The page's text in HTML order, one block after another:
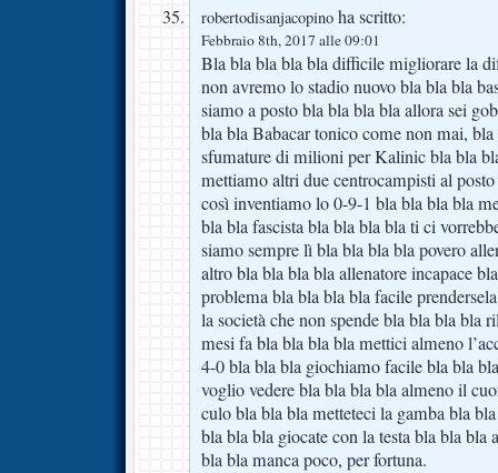
robertodisanjacopino ha scritto:
Febbraio 8th, 2017 alle 09:01
Bla bla bla bla bla difficile migliorare la
non avremo lo stadio nuovo bla bla bla
siamo a posto bla bla bla bla allora sei
bla bla Babacar tonico come non mai,
sfumature di milioni per Kalinic bla bla
mettiamo altri due centrocampisti al
così inventiamo lo 0-9-1 bla bla bla bla
bla bla fascista bla bla bla bla ti ci
siamo sempre lì bla bla bla bla povero
altro bla bla bla bla allenatore incapace
problema bla bla bla bla facile
la società che non spende bla bla bla bla
mesi fa bla bla bla bla mettici almeno
4-0 bla bla bla giochiamo facile bla bla
voglio vedere bla bla bla bla almeno il
culo bla bla bla metteteci la gamba bla
bla bla bla giocate con la testa bla bla bla
bla bla manca poco, per fortuna.